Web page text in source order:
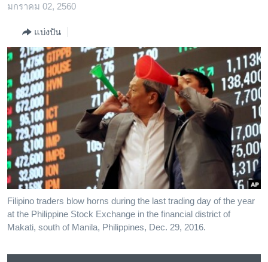
ไป
ข้าม
ไป
การ
ค้นหา
ไทย
ธุรกิจ
วิทยาศาสตร์
สังคมและสุขภาพ
ไลฟ์สไตล์
ตรวจสอบข่าว
เรียนรู้ภาษาอังกฤษ
พอดคาสต์
ติดตามเรา
เลือกภาษา
มกราคม 02, 2560
แบ่งปัน
Filipino traders blow horns during the last trading day of the year
at the Philippine Stock Exchange in the financial district of
Makati, south of Manila, Philippines, Dec. 29, 2016.